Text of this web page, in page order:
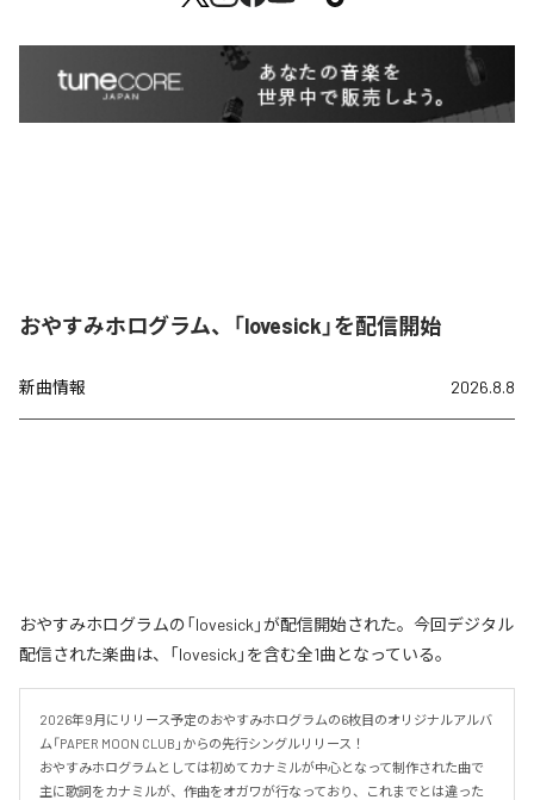
おやすみホログラム、「lovesick」を配信開始
新曲情報 2026.8.8
おやすみホログラムの「lovesick」が配信開始された。今回デジタル
配信された楽曲は、「lovesick」を含む全1曲となっている。
2026年9月にリリース予定のおやすみホログラムの6枚目のオリジナルアルバ
ム「PAPER MOON CLUB」からの先行シングルリリース！
おやすみホログラムとしては初めてカナミルが中心となって制作された曲で
主に歌詞をカナミルが、作曲をオガワが行なっており、これまでとは違った